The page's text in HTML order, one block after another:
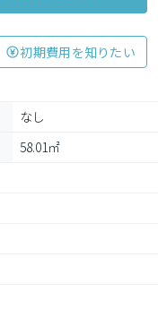
初期費用を知りたい
なし
58.01㎡